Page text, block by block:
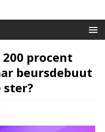
procent
beursdebuut
ster?